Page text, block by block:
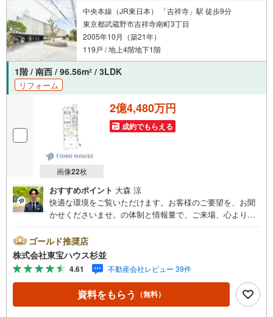
中央本線（JR東日本） 「吉祥寺」駅 徒歩9分
東京都武蔵野市吉祥寺南町3丁目
2005年10月（築21年）
119戸 / 地上4階地下1階
1階 / 南西 / 96.56m2 / 3LDK
リフォーム
画像22枚
2億4,480万円
成約でもらえる
おすすめポイント 大森 涼
快適な環境をご覧いただけます。お客様のご要望を、お聞
かせくださいませ。の体制と情報量で、ご来場、心よりお
「未来カレンダー」のご提案。・ 未来に起こるであろうご
自宅リフォームをオンライン上でご提案「ミラカレクラ
ブ」。・ 不動産売却時、ご自宅を綺麗にかつ瀟洒にさせる
CG加工ホームステイジングサービス。・ 購入者様へ、税
理士による確定申告の無料セミナーをご招待いたします。
◆ご予約に際して◆日時のご希望をお伝えください。（も
ゴールド推奨店
株式会社東宝ハウス杉並
4.61 不動産会社レビュー 39件
資料をもらう （無料）